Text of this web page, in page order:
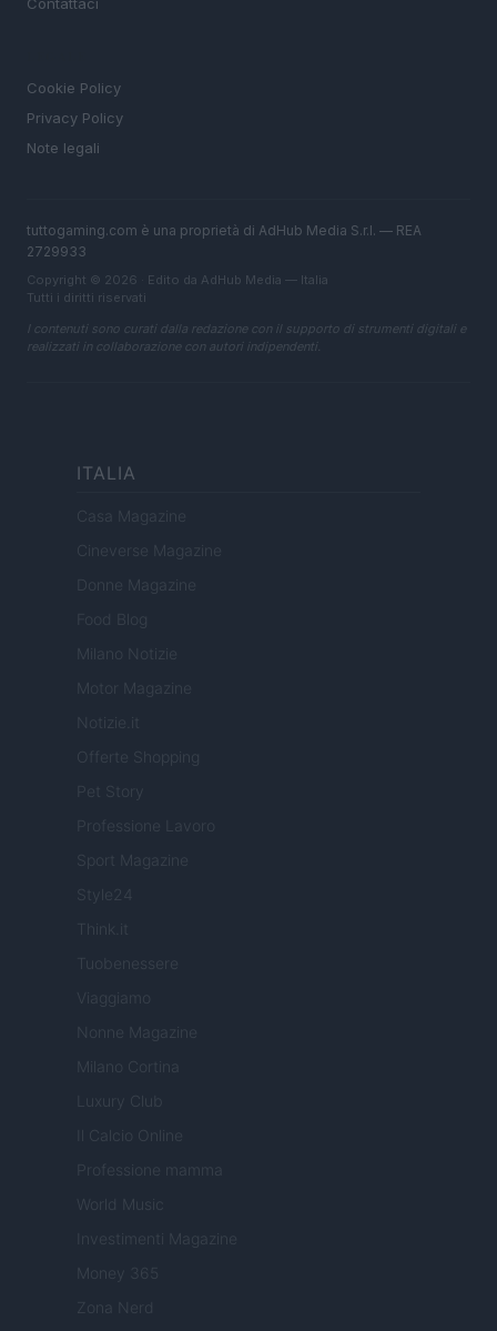
Cookie Policy
Privacy Policy
Note legali
tuttogaming.com è una proprietà di AdHub Media S.r.l. — REA
2729933
Copyright © 2026 · Edito da AdHub Media — Italia
Tutti i diritti riservati
I contenuti sono curati dalla redazione con il supporto di strumenti digitali e
realizzati in collaborazione con autori indipendenti.
ITALIA
Casa Magazine
Cineverse Magazine
Donne Magazine
Food Blog
Milano Notizie
Motor Magazine
Notizie.it
Offerte Shopping
Professione Lavoro
Sport Magazine
Style24
Think.it
Tuobenessere
Viaggiamo
Nonne Magazine
Milano Cortina
Luxury Club
Il Calcio Online
Professione mamma
World Music
Investimenti Magazine
Money 365
Zona Nerd